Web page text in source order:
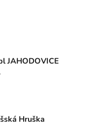
JAHODOVICE
Hruška